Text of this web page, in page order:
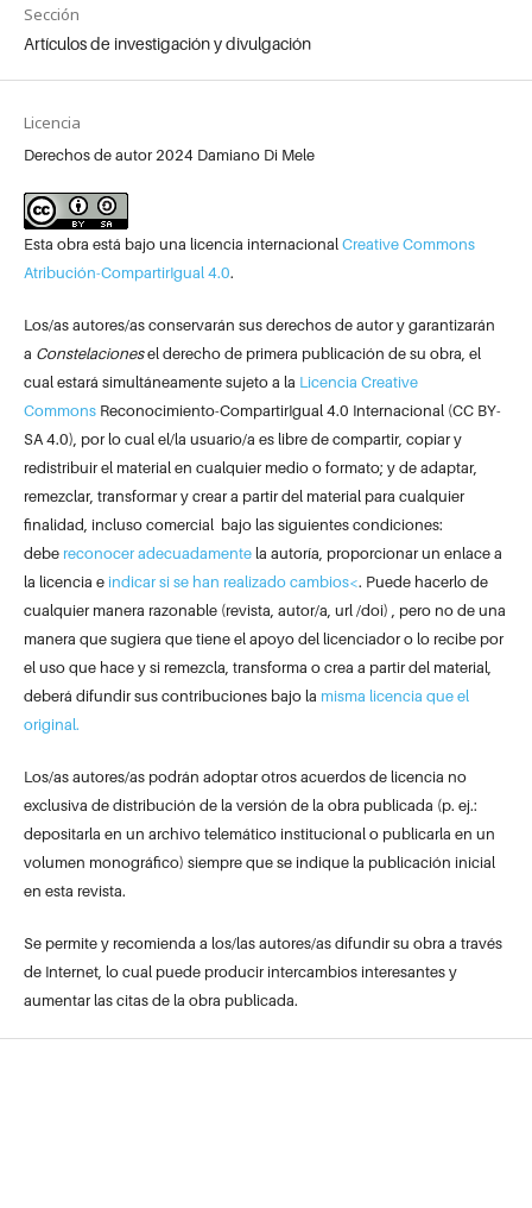
Sección
Artículos de investigación y divulgación
Licencia
Derechos de autor 2024 Damiano Di Mele
Esta obra está bajo una licencia internacional Creative Commons
Atribución-CompartirIgual 4.0.
Los/as autores/as conservarán sus derechos de autor y garantizarán
a Constelacionesel derecho de primera publicación de su obra, el
cual estará simultáneamente sujeto a la Licencia Creative
Commons Reconocimiento-CompartirIgual 4.0 Internacional (CC BY-
SA 4.0), por lo cual el/la usuario/a es libre de compartir, copiar y
redistribuir el material en cualquier medio o formato; y de adaptar,
remezclar, transformar y crear a partir del material para cualquier
finalidad, incluso comercial bajo las siguientes condiciones:
debe reconocer adecuadamentela autoría, proporcionar un enlace a
la licencia e indicar si se han realizado cambios<. Puede hacerlo de
cualquier manera razonable (revista, autor/a, url /doi) , pero no de una
manera que sugiera que tiene el apoyo del licenciador o lo recibe por
el uso que hace y si remezcla, transforma o crea a partir del material,
deberá difundir sus contribuciones bajo la misma licencia que el
original.
Los/as autores/as podrán adoptar otros acuerdos de licencia no
exclusiva de distribución de la versión de la obra publicada (p. ej.:
depositarla en un archivo telemático institucional o publicarla en un
volumen monográfico) siempre que se indique la publicación inicial
en esta revista.
Se permite y recomienda a los/las autores/as difundir su obra a través
de Internet, lo cual puede producir intercambios interesantes y
aumentar las citas de la obra publicada.